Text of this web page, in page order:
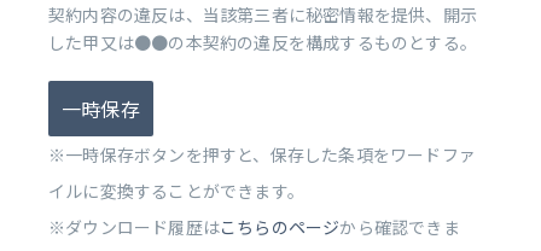
契約内容の違反は、当該第三者に秘密情報を提供、開示
した甲又は●●の本契約の違反を構成するものとする。
一時保存
※一時保存ボタンを押すと、保存した条項をワードファ
イルに変換することができます。
※ダウンロード履歴はこちらのページから確認できま